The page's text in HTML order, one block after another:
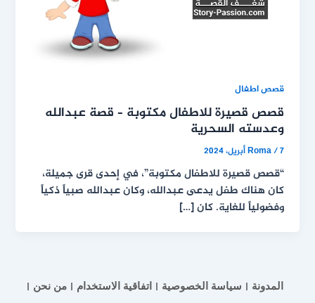
قصص اطفال
قصص قصيرة للاطفال مكتوبة – قصة عبدالله
وعدسته السحرية
Roma/7 أبريل، 2024
“قصص قصيرة للاطفال مكتوبة”، في إحدى قرى جميلة،
كان هناك طفل يدعى عبدالله، وكان عبدالله صبياً ذكياً
وفضولياً للغاية. كان […]
المدونة سياسة الخصوصية اتفاقية الاستخدام
من نحن